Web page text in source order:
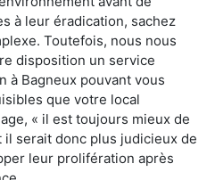
à leur éradication, sachez
Toutefois, nous nous
disposition un service
à Bagneux pouvant vous
que votre local
« il est toujours mieux de
serait donc plus judicieux de
leur prolifération après